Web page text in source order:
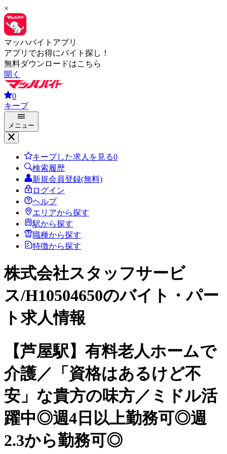
×
マッハバイトアプリ
アプリでお得にバイト探し！
無料ダウンロードはこちら
開く
0
キープ
メニュー
キープした求人を見る0
検索履歴
新規会員登録(無料)
ログイン
ヘルプ
エリアから探す
駅から探す
職種から探す
特徴から探す
株式会社スタッフサービ
ス/H10504650のバイト・パー
ト求人情報
【芦屋駅】有料老人ホームで
介護／「資格はあるけど不
安」な貴方の味方／ミドル活
躍中◎週4日以上勤務可◎週
2.3から勤務可◎